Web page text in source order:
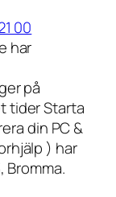
00
har
på
tider Starta
din PC &
) har
Bromma.